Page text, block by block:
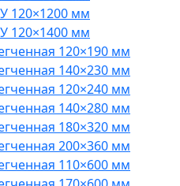
120×1200 мм
120×1400 мм
120×190 мм
140×230 мм
120×240 мм
140×280 мм
180×320 мм
200×360 мм
110×600 мм